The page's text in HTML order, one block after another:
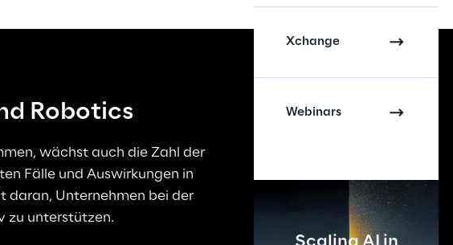
Xchange
Webinars
Robotics
wächst auch die Zahl der
Fälle und Auswirkungen in
daran, Unternehmen bei der
zu unterstützen.